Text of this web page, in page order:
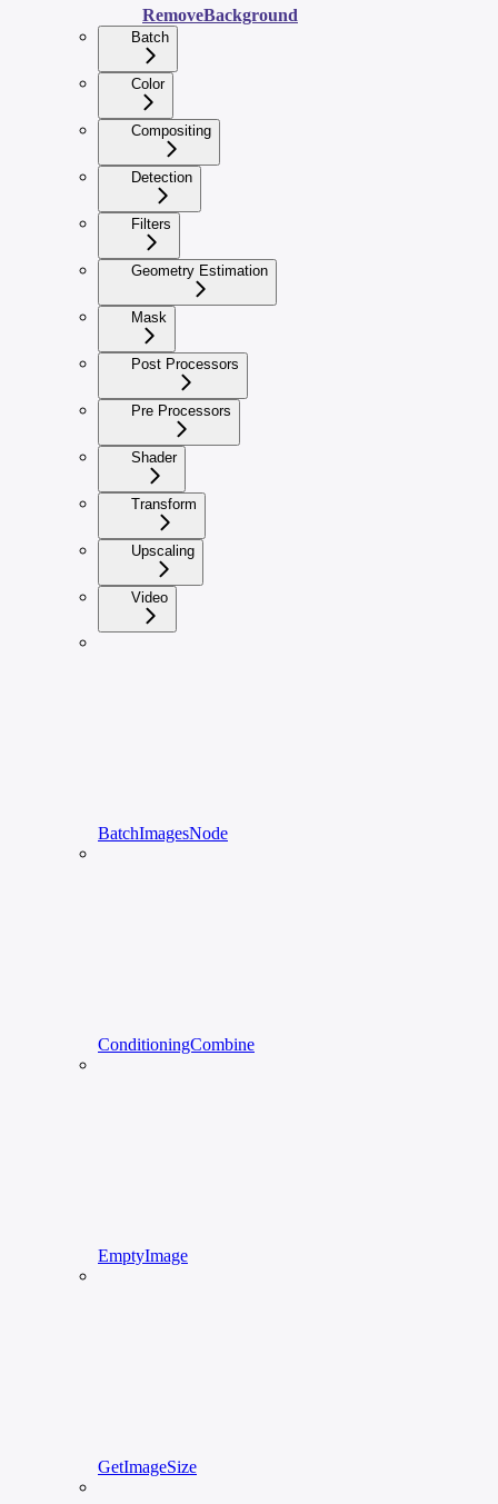
RemoveBackground
Batch
Color
Compositing
Detection
Filters
Geometry Estimation
Mask
Post Processors
Pre Processors
Shader
Transform
Upscaling
Video
BatchImagesNode
ConditioningCombine
EmptyImage
GetImageSize